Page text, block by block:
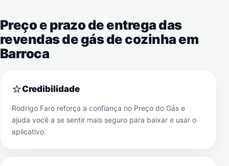
Preço e prazo de entrega das
revendas de gás de cozinha em
Barroca
⭐Credibilidade
Rodrigo Faro reforça a confiança no Preço do Gás e
ajuda você a se sentir mais seguro para baixar e usar o
aplicativo.